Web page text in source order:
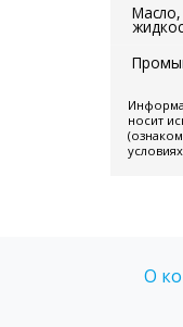
Масло,
носит
О